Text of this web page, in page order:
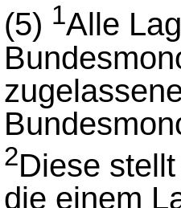
(5) 1Alle
2Diese
die einem